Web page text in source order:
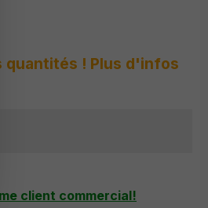
quantités ! Plus d'infos
client commercial!